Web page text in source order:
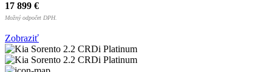
17 899 €
Možný odpočet DPH.
Zobraziť